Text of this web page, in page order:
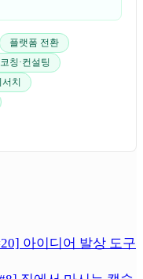
플랫폼 전환
코칭·컨설팅
치
아이디어 발상 도구